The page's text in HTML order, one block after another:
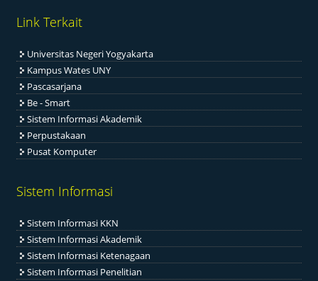
Link Terkait
Universitas Negeri Yogyakarta
Kampus Wates UNY
Pascasarjana
Be - Smart
Sistem Informasi Akademik
Perpustakaan
Pusat Komputer
Sistem Informasi
Sistem Informasi KKN
Sistem Informasi Akademik
Sistem Informasi Ketenagaan
Sistem Informasi Penelitian